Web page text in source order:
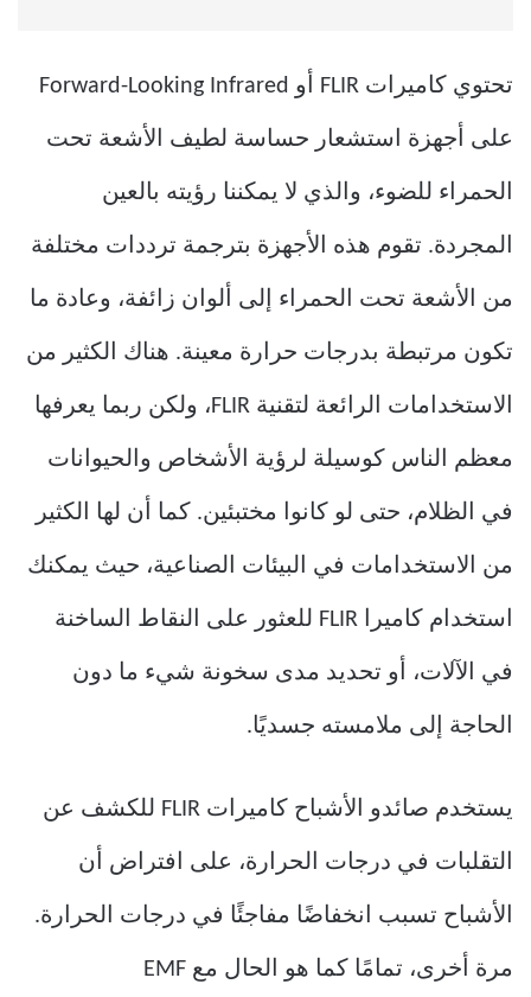
تحتوي كاميرات FLIR أو Forward-Looking Infrared
على أجهزة استشعار حساسة لطيف الأشعة تحت
الحمراء للضوء، والذي لا يمكننا رؤيته بالعين
المجردة. تقوم هذه الأجهزة بترجمة ترددات مختلفة
من الأشعة تحت الحمراء إلى ألوان زائفة، وعادة ما
تكون مرتبطة بدرجات حرارة معينة. هناك الكثير من
الاستخدامات الرائعة لتقنية FLIR، ولكن ربما يعرفها
معظم الناس كوسيلة لرؤية الأشخاص والحيوانات
في الظلام، حتى لو كانوا مختبئين. كما أن لها الكثير
من الاستخدامات في البيئات الصناعية، حيث يمكنك
استخدام كاميرا FLIR للعثور على النقاط الساخنة
في الآلات، أو تحديد مدى سخونة شيء ما دون
الحاجة إلى ملامسته جسديًا.
يستخدم صائدو الأشباح كاميرات FLIR للكشف عن
التقلبات في درجات الحرارة، على افتراض أن
الأشباح تسبب انخفاضًا مفاجئًا في درجات الحرارة.
مرة أخرى، تمامًا كما هو الحال مع EMF